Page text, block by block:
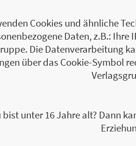
Cookies und ähnliche
Daten, z.B.:
Die Datenverarbeitung
über das Cookie-Symbol
bist unter 16 Jahre alt? Dann